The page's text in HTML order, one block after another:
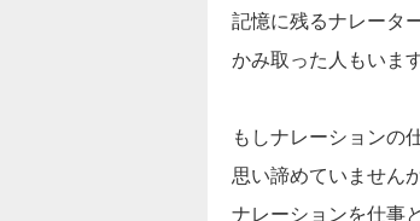
記憶に残るナレータ
かみ取った人もいます
もしナレーションの
思い諦めていません
ナレーションを仕事